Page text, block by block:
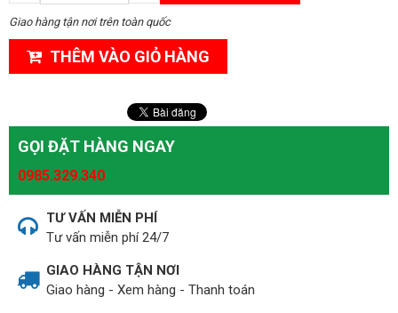
Giao hàng tận nơi trên toàn quốc
THÊM VÀO GIỎ HÀNG
GỌI ĐẶT HÀNG NGAY
0985.329.340
TƯ VẤN MIỄN PHÍ
Tư vấn miễn phí 24/7
GIAO HÀNG TẬN NƠI
Giao hàng - Xem hàng - Thanh toán